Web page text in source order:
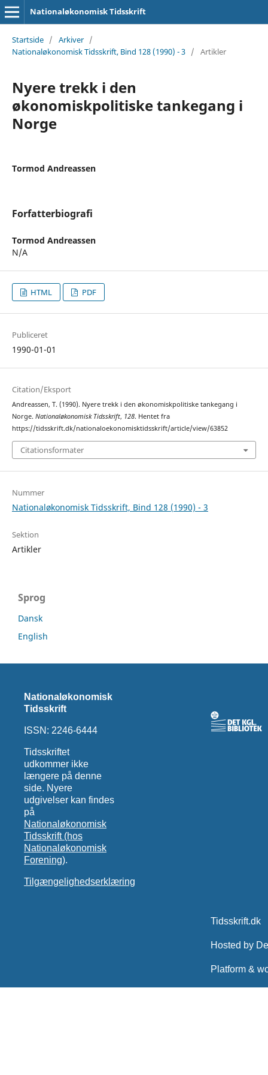
Nationaløkonomisk Tidsskrift
Startside / Arkiver /
Nationaløkonomisk Tidsskrift, Bind 128 (1990) - 3 / Artikler
Nyere trekk i den
økonomiskpolitiske tankegang i
Norge
Tormod Andreassen
Forfatterbiografi
Tormod Andreassen
N/A
HTML PDF
Publiceret
1990-01-01
Citation/Eksport
Andreassen, T. (1990). Nyere trekk i den økonomiskpolitiske tankegang i
Norge. Nationaløkonomisk Tidsskrift, 128. Hentet fra
https://tidsskrift.dk/nationaloekonomisktidsskrift/article/view/63852
Citationsformater
Nummer
Nationaløkonomisk Tidsskrift, Bind 128 (1990) - 3
Sektion
Artikler
Sprog
Dansk
English
Nationaløkonomisk
Tidsskrift
ISSN: 2246-6444
Tidsskriftet
udkommer ikke
længere på denne
side. Nyere
udgivelser kan findes
på
Nationaløkonomisk
Tidsskrift (hos
Nationaløkonomisk
Forening).
Tilgængelighedserklæring